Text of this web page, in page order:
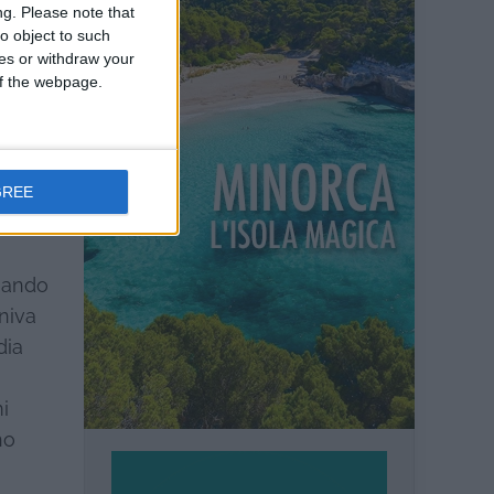
Please note that
object to such
or withdraw your
webpage.
e si